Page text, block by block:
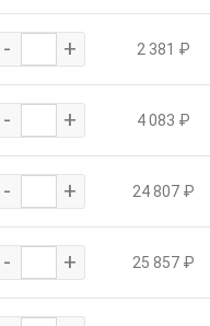
- + 2 381 ₽
- + 4 083 ₽
- + 24 807 ₽
- + 25 857 ₽